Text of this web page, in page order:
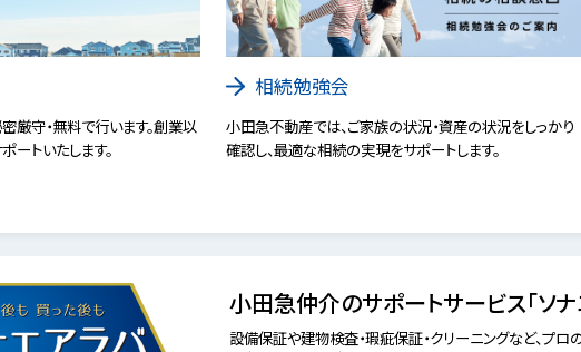
厳守・無料で行います。創業以
ートいたします。
相続勉強会
小田急不動産では、ご家族の状況・資産の状況をしっかり
確認し、最適な相続の実現をサポートします。
小田急仲介のサポートサービス「ソナ
設備保証や建物検査・瑕疵保証・クリーニングなど、プロ